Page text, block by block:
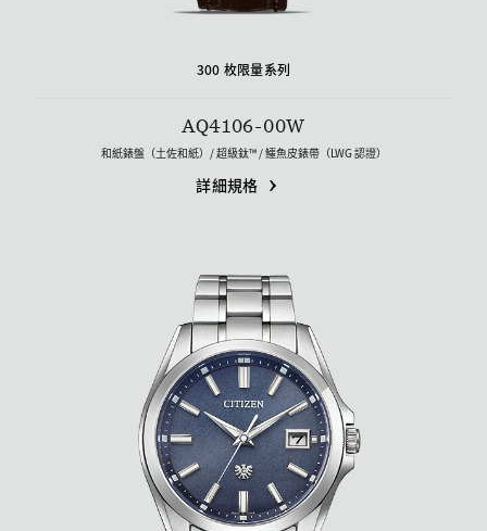
300 枚限量系列
AQ4106-00W
和紙錶盤（土佐和紙）/ 超級鈦™ / 鱷魚皮錶帶（LWG 認證）
詳細規格